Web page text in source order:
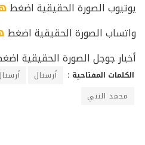
يوتيوب الصورة الحقيقية اضغط
واتساب الصورة الحقيقية اضغط
أخبار جوجل الصورة الحقيقية
الكلمات المفتاحية : أرسنال
محمد النني